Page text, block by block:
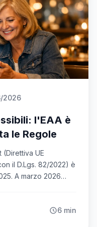
2026
l'EAA è
le Regole
(Direttiva UE
il D.Lgs. 82/2022) è
A marzo 2026
Quando un
digitale rivolto ai
nell'ambito della
6 min